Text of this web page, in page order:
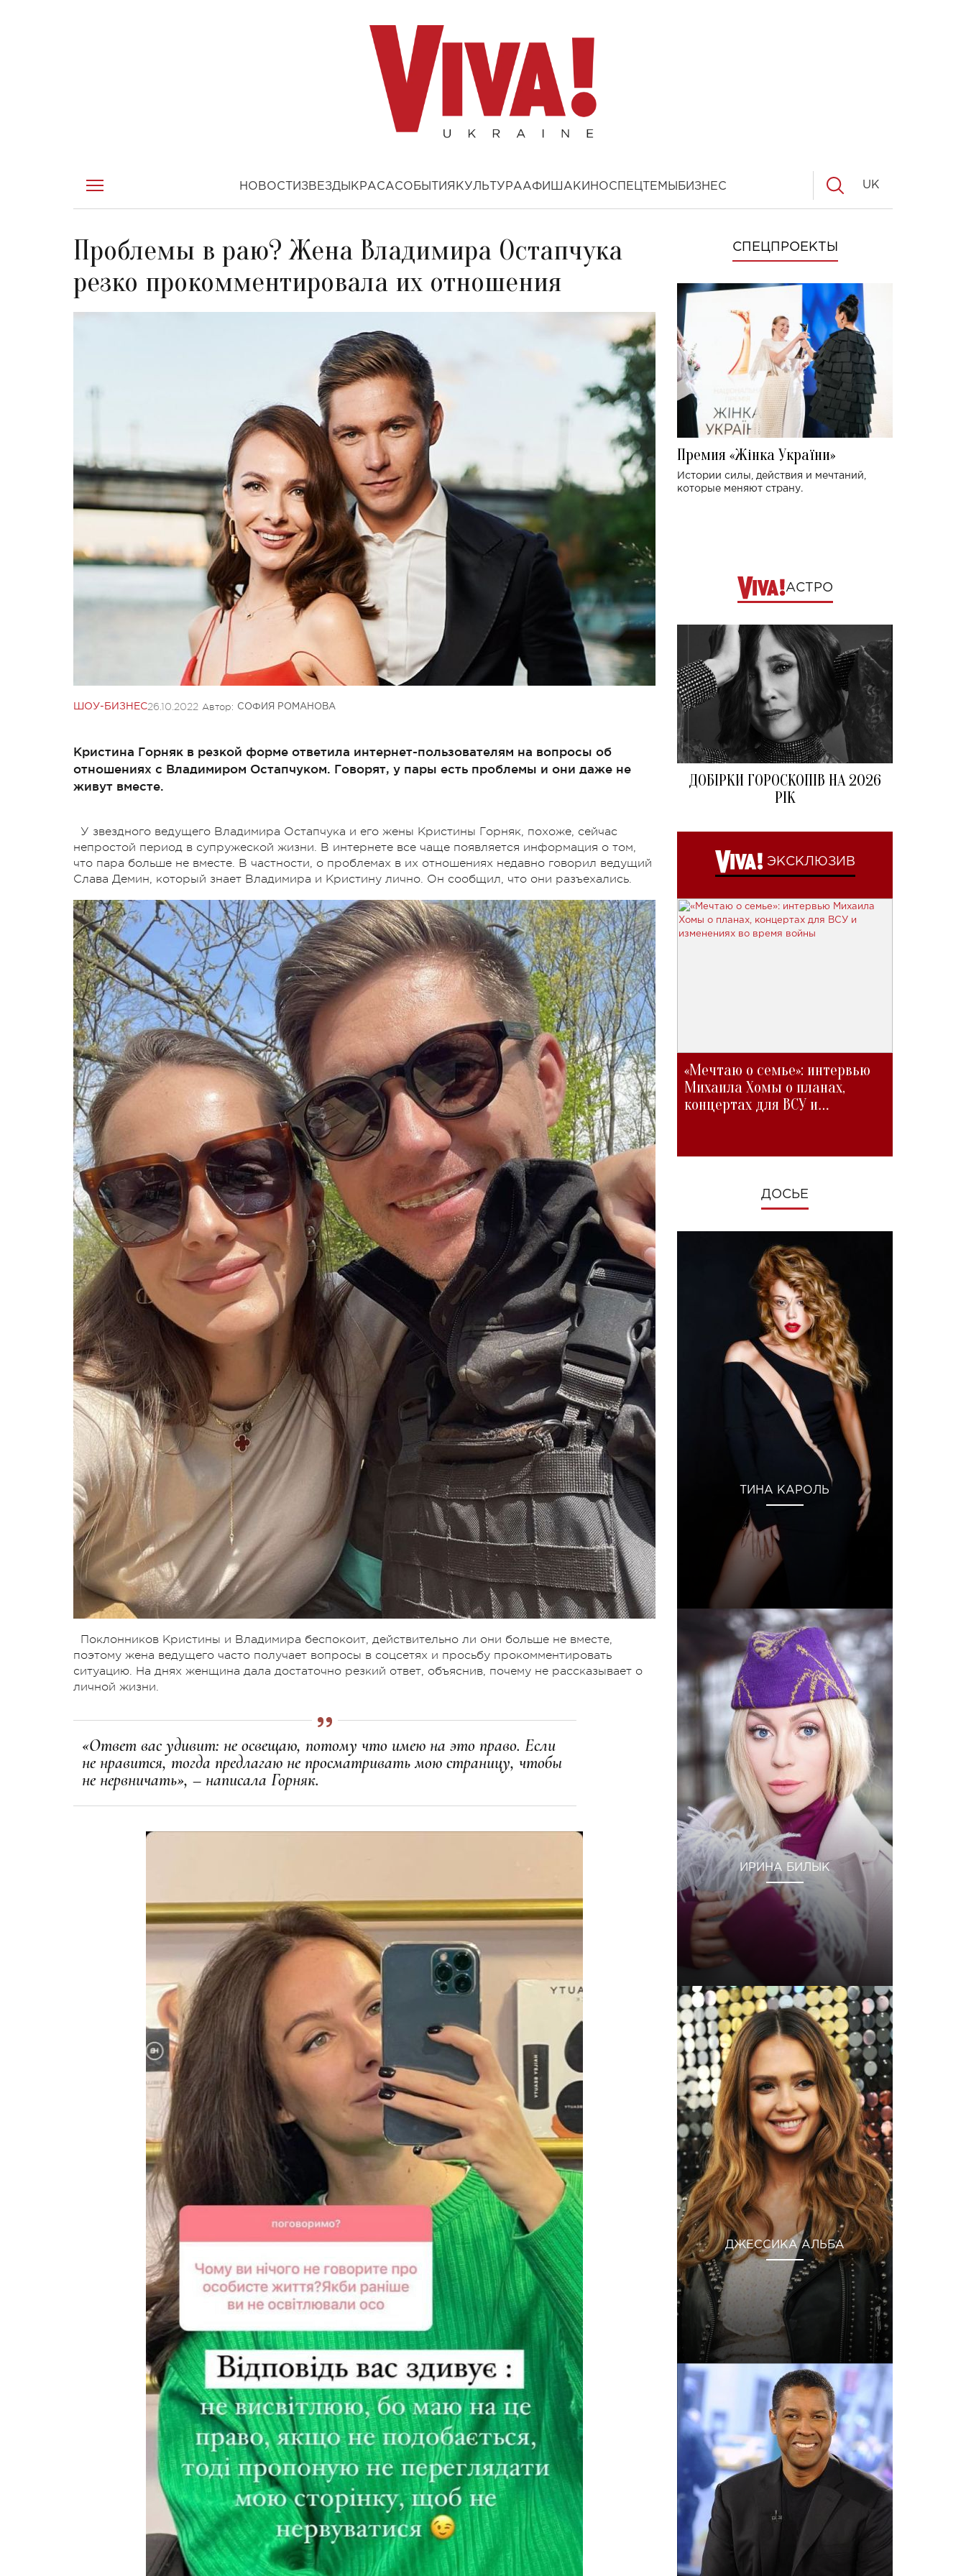
НОВОСТИ ЗВЕЗДЫ КРАСАСОБЫТИЯ КУЛЬТУРААФИША КИНОСПЕЦТЕМЫ БИЗНЕС UK
Проблемы в раю? Жена Владимира Остапчука
резко прокомментировала их отношения
ШОУ-БИЗНЕС26.10.2022 Автор: СОФИЯ РОМАНОВА
Кристина Горняк в резкой форме ответила интернет-пользователям на вопросы об
отношениях с Владимиром Остапчуком. Говорят, у пары есть проблемы и они даже не
живут вместе.
У звездного ведущего Владимира Остапчука и его жены Кристины Горняк, похоже, сейчас
непростой период в супружеской жизни. В интернете все чаще появляется информация о том,
что пара больше не вместе. В частности, о проблемах в их отношениях недавно говорил ведущий
Слава Демин, который знает Владимира и Кристину лично. Он сообщил, что они разъехались.
Поклонников Кристины и Владимира беспокоит, действительно ли они больше не вместе,
поэтому жена ведущего часто получает вопросы в соцсетях и просьбу прокомментировать
ситуацию. На днях женщина дала достаточно резкий ответ, объяснив, почему не рассказывает о
личной жизни.
«Ответ вас удивит: не освещаю, потому что имею на это право. Если
не нравится, тогда предлагаю не просматривать мою страницу, чтобы
не нервничать», – написала Горняк.
СПЕЦПРОЕКТЫ
Премия «Жінка України»
Истории силы, действия и мечтаний,
которые меняют страну.
АСТРО
ДОБІРКИ ГОРОСКОПІВ НА 2026
РІК
ЭКСКЛЮЗИВ
«Мечтаю о семье»: интервью
Михаила Хомы о планах,
концертах для ВСУ и
ДОСЬЕ
ТИНА КАРОЛЬ
ИРИНА БИЛЫК
ДЖЕССИКА АЛЬБА